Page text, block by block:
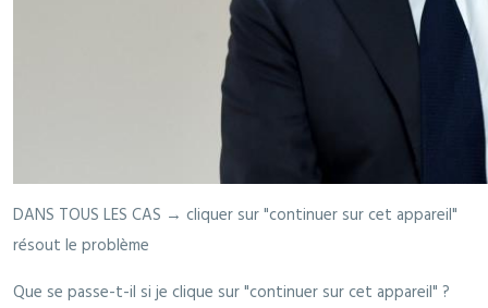
DANS TOUS LES CAS → cliquer sur "continuer sur cet appareil"
résout le problème
Que se passe-t-il si je clique sur "continuer sur cet appareil" ?